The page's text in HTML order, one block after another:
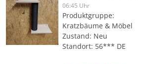
06:45 Uhr
Produktgruppe:
Kratzbäume & Möbel
Zustand: Neu
Standort: 56*** DE